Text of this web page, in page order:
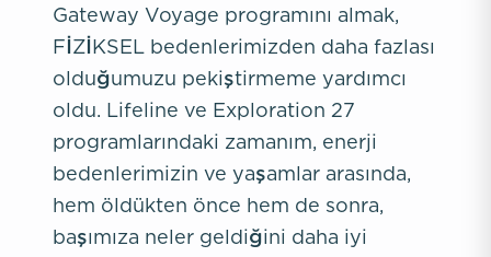
Gateway Voyage programını almak,
FİZİKSEL bedenlerimizden daha fazlası
olduğumuzu pekiştirmeme yardımcı
oldu. Lifeline ve Exploration 27
programlarındaki zamanım, enerji
bedenlerimizin ve yaşamlar arasında,
hem öldükten önce hem de sonra,
başımıza neler geldiğini daha iyi